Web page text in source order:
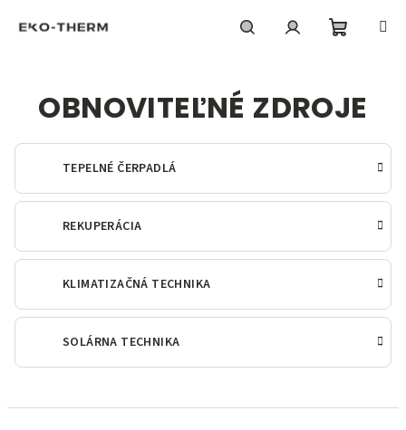
košík
OBNOVITEĽNÉ ZDROJE
TEPELNÉ ČERPADLÁ
REKUPERÁCIA
KLIMATIZAČNÁ TECHNIKA
SOLÁRNA TECHNIKA